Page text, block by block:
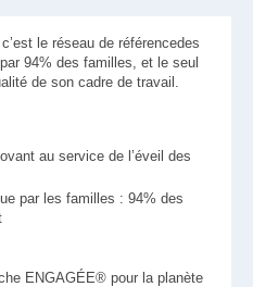
le réseau de référencedes
94% des familles, et le seul
de son cadre de travail.
au service de l’éveil des
par les familles : 94% des
ENGAGÉE® pour la planète